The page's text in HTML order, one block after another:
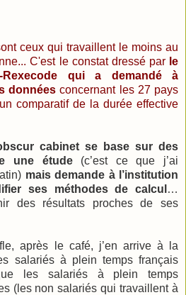
ceux qui travaillent le moins au
C'est le constat dressé par le
-Rexecode qui a demandé à
données concernant les 27 pays
comparatif de la durée effective
cabinet se base sur des
une étude(c’est ce que j’ai
mais demande à l’institution
ses méthodes de calcul …
des résultats proches de ses
après le café, j’en arrive à la
salariés à plein temps français
les salariés à plein temps
(les non salariés qui travaillent à